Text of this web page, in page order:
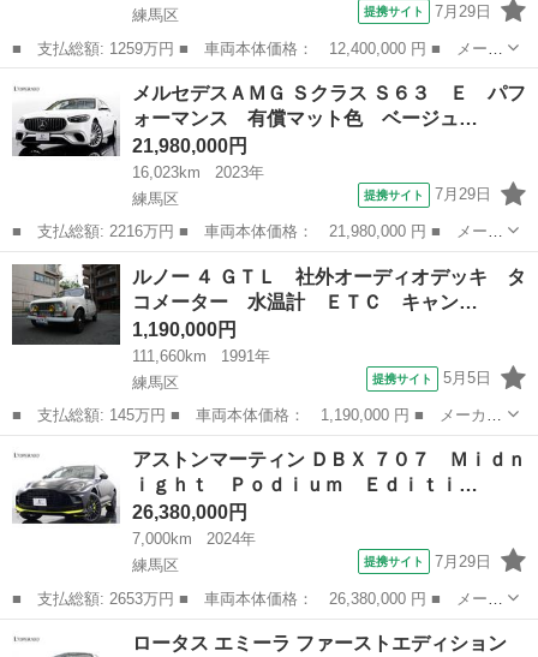
練馬区
提携サイト 7月29日
■ 支払総額: 1259万円 ■ 車両本体価格： 12,400,000 円 ■ メーカ
ー名： ポルシェ ■ 車種名： カイエン ■ グレード名： Ｅ－ハ
イブリッド ディープブラッシュアルミニウムインテリア ■ 排気
量： 3...
メルセデスＡＭＧ Ｓクラス Ｓ６３ Ｅ パフ
ォーマンス 有償マット色 ベージュ…
21,980,000円
16,023km
2023年
練馬区
提携サイト 7月29日
■ 支払総額: 2216万円 ■ 車両本体価格： 21,980,000 円 ■ メーカ
ー名： メルセデスＡＭＧ ■ 車種名： Ｓクラス ■ グレード
名： Ｓ６３ Ｅ パフォーマンス 有償マット色 ベージュ／灰
革 ２１インチ...
東京 練馬区
ルノー ４ ＧＴＬ 社外オーディオデッキ タ
コメーター 水温計 ＥＴＣ キャン…
1,190,000円
111,660km
1991年
練馬区
提携サイト 5月5日
■ 支払総額: 145万円 ■ 車両本体価格： 1,190,000 円 ■ メーカー
名： ルノー ■ 車種名： ４ ■ グレード名： ＧＴＬ 社外オー
ディオデッキ タコメーター 水温計 ＥＴＣ キャンパストップ
■ 排気量...
練馬区 その他
アストンマーティン ＤＢＸ ７０７ Ｍｉｄｎ
ｉｇｈｔ Ｐｏｄｉｕｍ Ｅｄｉｔｉ…
26,380,000円
7,000km
2024年
練馬区
提携サイト 7月29日
■ 支払総額: 2653万円 ■ 車両本体価格： 26,380,000 円 ■ メーカ
ー名： アストンマーティン ■ 車種名： ＤＢＸ ■ グレード
名： ７０７ Ｍｉｄｎｉｇｈｔ Ｐｏｄｉｕｍ Ｅｄｉｔｉｏｎ
その他
ロータス エミーラ ファーストエディション